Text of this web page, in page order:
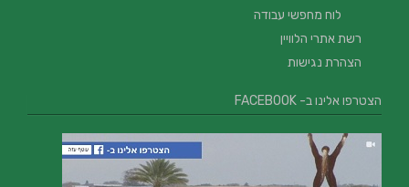
לוח מחפשי עבודה
רשת אתרי הלוויין
הצהרת נגישות
הצטרפו אלינו ב- FACEBOOK